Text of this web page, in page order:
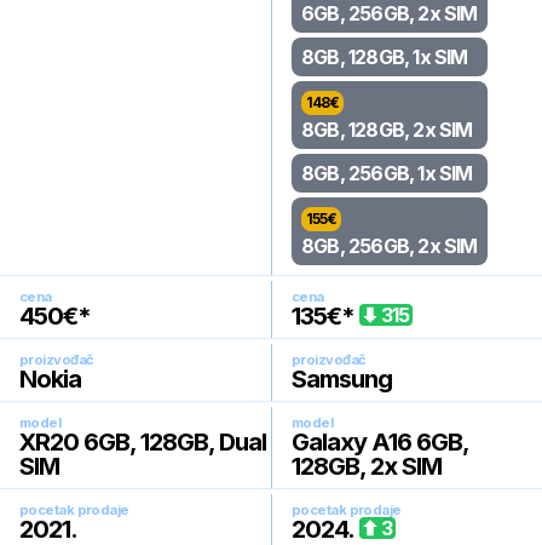
6GB, 256GB, 2x SIM
8GB, 128GB, 1x SIM
148€
8GB, 128GB, 2x SIM
8GB, 256GB, 1x SIM
155€
8GB, 256GB, 2x SIM
cena
450€*
cena
135€* 315
proizvođač
Nokia
proizvođač
Samsung
model
XR20 6GB, 128GB, Dual
SIM
model
Galaxy A16 6GB,
128GB, 2x SIM
pocetak prodaje
2021.
pocetak prodaje
2024. 3